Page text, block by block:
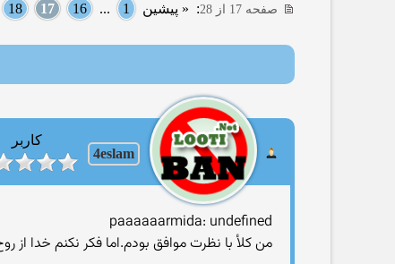
صفحه 17 از 28 : « پیشین 1
...
16
17
18
4eslam
کاربر
paaaaaarmida: undefined
من کلأ با نظرت موافق بودم.اما فکر نکنم خدا